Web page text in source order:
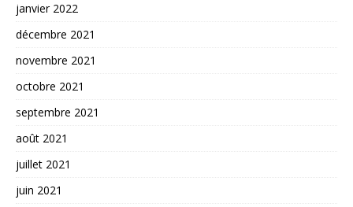
janvier 2022
décembre 2021
novembre 2021
octobre 2021
septembre 2021
août 2021
juillet 2021
juin 2021